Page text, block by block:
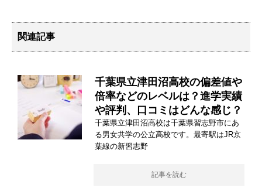
関連記事
千葉県立津田沼高校の偏差値や
倍率などのレベルは？進学実績
や評判、口コミはどんな感じ？
千葉県立津田沼高校は千葉県習志野市にあ
る男女共学の公立高校です。最寄駅はJR京
葉線の新習志野
記事を読む